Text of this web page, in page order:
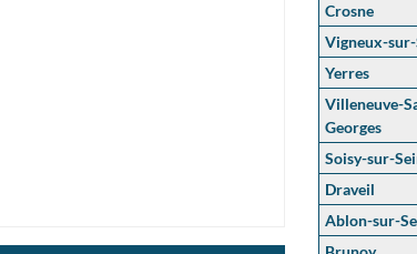
Crosne
Vigneux-
Yerres
Villeneuve-
Georges
Soisy-sur-
Draveil
Ablon-sur-